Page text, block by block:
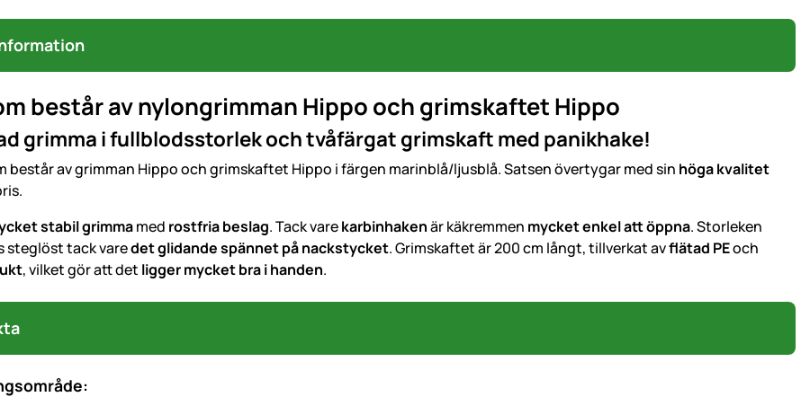
består av nylongrimman Hippo och grimskaftet Hippo
grimma i fullblodsstorlek och tvåfärgat grimskaft med panikhake!
består av grimman Hippo och grimskaftet Hippo i färgen marinblå/ljusblå. Satsen övertygar med sin höga kvalitet
stabil grimmamed rostfria beslag. Tack varekarbinhakenär käkremmen mycket enkel att öppna. Storleken
steglöst tack varedet glidande spännet på nackstycket. Grimskaftet är 200 cm långt, tillverkat avflätad PEoch
, vilket gör att det ligger mycket bra i handen.